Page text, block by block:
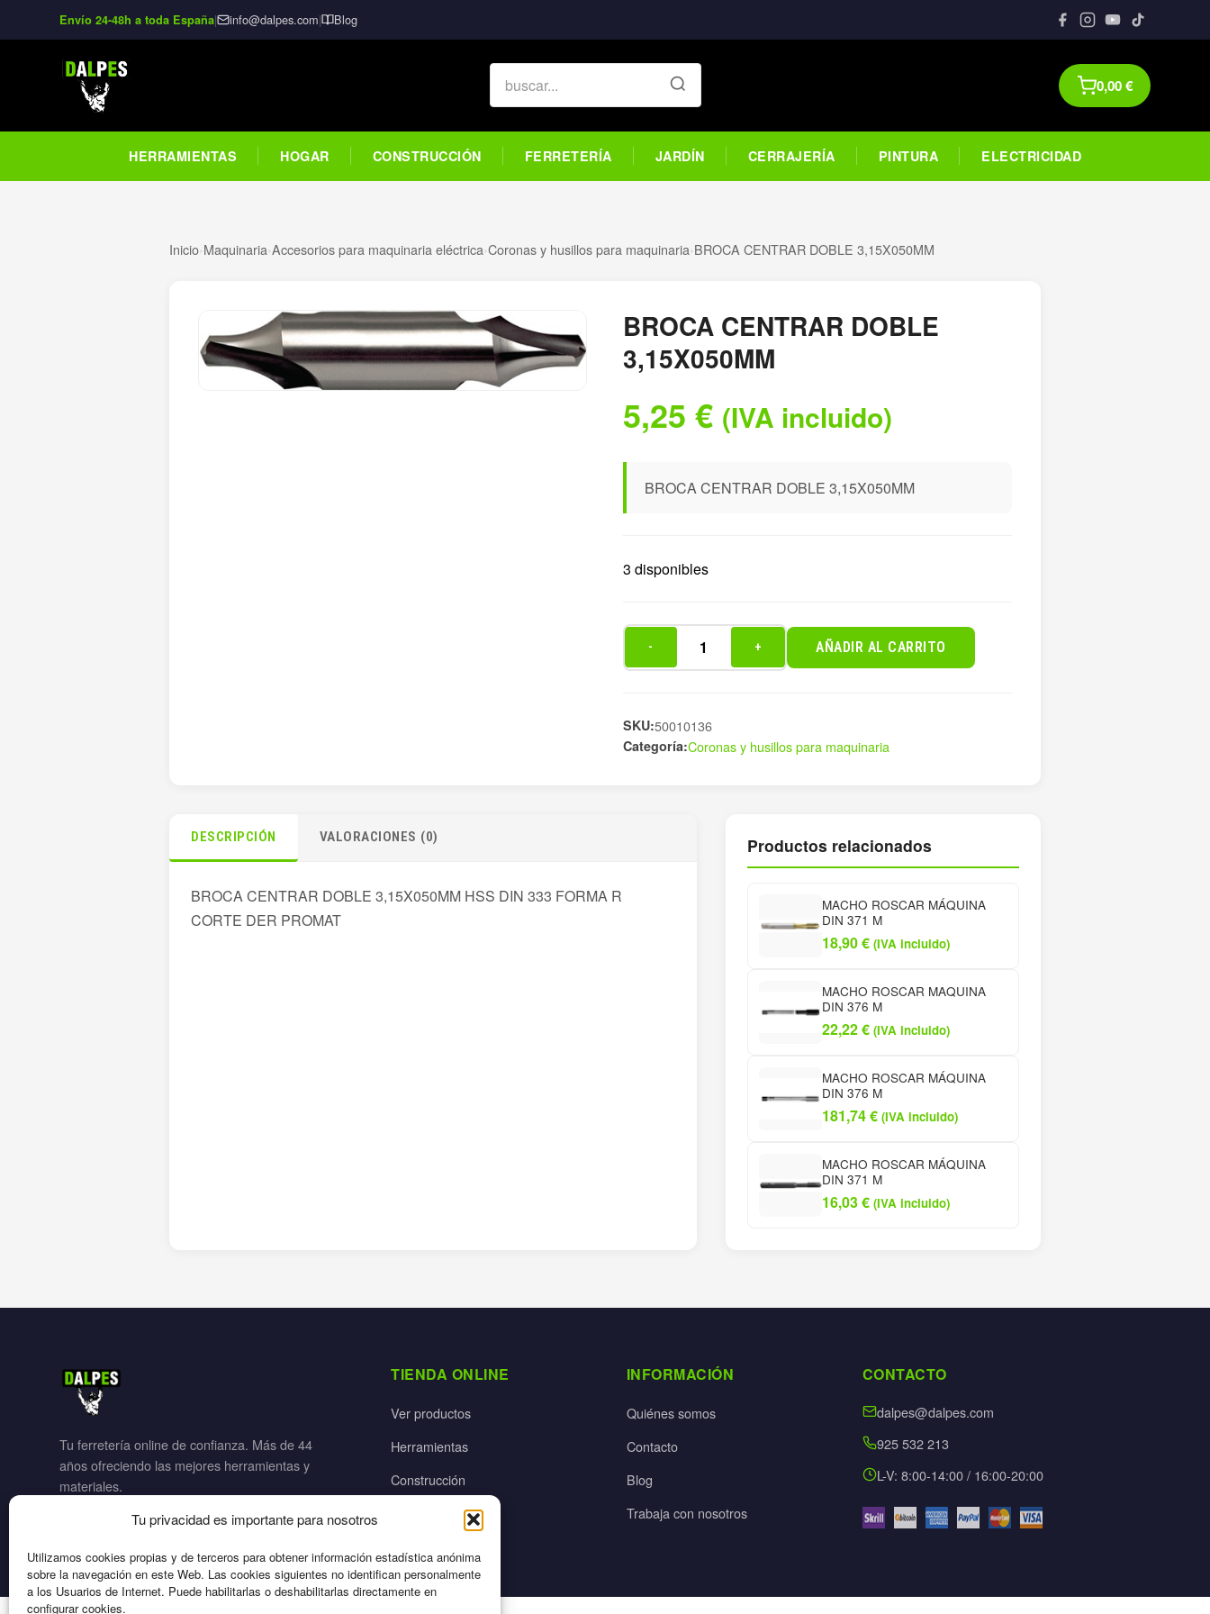
Tu privacidad es importante para nosotros
Utilizamos cookies propias y de terceros para obtener información estadística anónima
sobre la navegación en este Web. Las cookies siguientes no identifican personalmente
a los Usuarios de Internet. Puede habilitarlas o deshabilitarlas directamente en
configurar cookies.
Envío 24-48h a toda España| info@dalpes.com| Blog
0,00€
HERRAMIENTAS HOGAR CONSTRUCCIÓN FERRETERÍA JARDÍN CERRAJERÍA PINTURA ELECTRICIDAD
Inicio›Maquinaria›Accesorios para maquinaria eléctrica›Coronas y husillos para maquinaria›BROCA CENTRAR DOBLE 3,15X050MM
BROCA CENTRAR DOBLE
3,15X050MM
5,25 € (IVA incluido)
BROCA CENTRAR DOBLE 3,15X050MM
3 disponibles
3,15X050MM
cantidad
- + AÑADIR AL CARRITO
SKU:50010136
Categoría:Coronas y husillos para maquinaria
DESCRIPCIÓN VALORACIONES (0)
BROCA CENTRAR DOBLE 3,15X050MM HSS DIN 333 FORMA R
CORTE DER PROMAT
Productos relacionados
MACHO ROSCAR MÁQUINA
DIN 371 M
18,90€ (IVA incluido)
MACHO ROSCAR MAQUINA
DIN 376 M
22,22€ (IVA incluido)
MACHO ROSCAR MÁQUINA
DIN 376 M
181,74€ (IVA incluido)
MACHO ROSCAR MÁQUINA
DIN 371 M
16,03€ (IVA incluido)
Tu ferretería online de confianza. Más de 44
años ofreciendo las mejores herramientas y
materiales.
TIENDA ONLINE
Ver productos
Herramientas
Construcción
INFORMACIÓN
Quiénes somos
Contacto
Blog
Trabaja con nosotros
CONTACTO
dalpes@dalpes.com
925 532 213
L-V: 8:00-14:00 / 16:00-20:00